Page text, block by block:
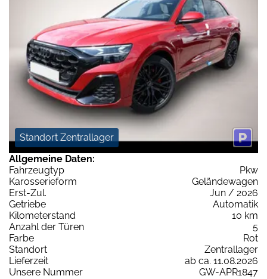
Standort Zentrallager
Allgemeine Daten:
Fahrzeugtyp
Pkw
Karosserieform
Geländewagen
Erst-Zul.
Jun / 2026
Getriebe
Automatik
Kilometerstand
10 km
Anzahl der Türen
5
Farbe
Rot
Standort
Zentrallager
Lieferzeit
ab ca. 11.08.2026
Unsere Nummer
GW-APR1847